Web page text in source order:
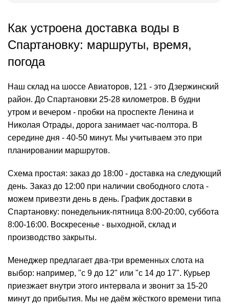
Как устроена доставка воды в
Спартановку: маршруты, время,
погода
Наш склад на шоссе Авиаторов, 121 - это Дзержинский
район. До Спартановки 25-28 километров. В будни
утром и вечером - пробки на проспекте Ленина и
Николая Отрады, дорога занимает час-полтора. В
середине дня - 40-50 минут. Мы учитываем это при
планировании маршрутов.
Схема простая: заказ до 18:00 - доставка на следующий
день. Заказ до 12:00 при наличии свободного слота -
можем привезти день в день. График доставки в
Спартановку: понедельник-пятница 8:00-20:00, суббота
8:00-16:00. Воскресенье - выходной, склад и
производство закрыты.
Менеджер предлагает два-три временных слота на
выбор: например, "с 9 до 12" или "с 14 до 17". Курьер
приезжает внутри этого интервала и звонит за 15-20
минут до прибытия. Мы не даём жёсткого времени типа